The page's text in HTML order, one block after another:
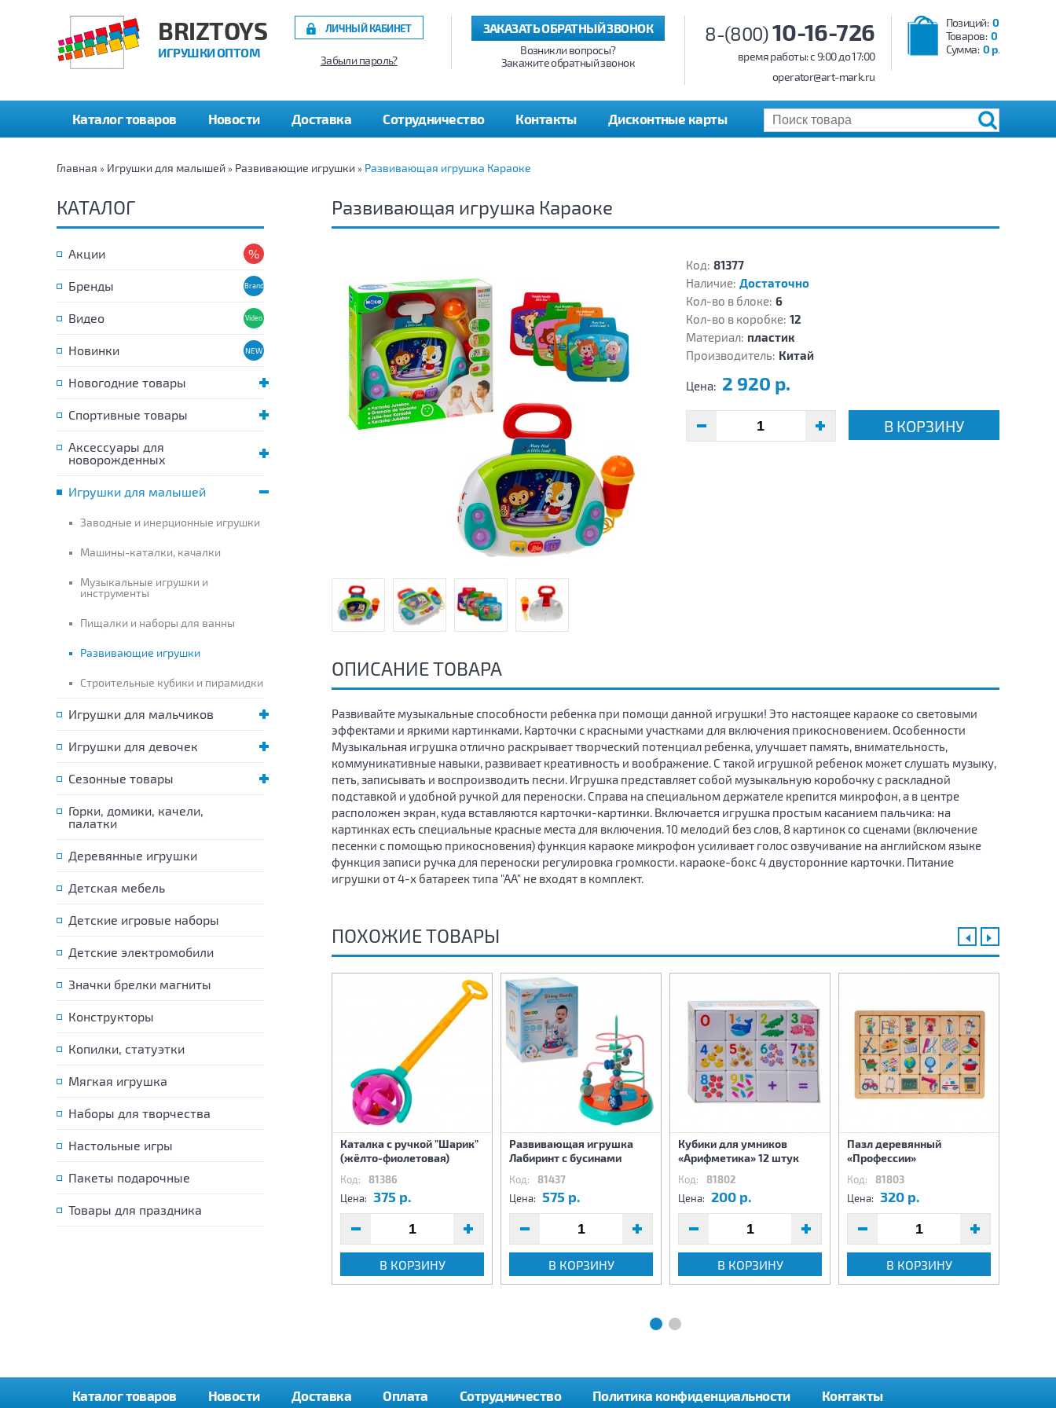
BRIZTOYS
ИГРУШКИ ОПТОМ
Позиций: 0
Товаров: 0
Сумма: 0 р.
8-(800)10-16-726
время работы: c 9:00 до 17:00
operator@art-mark.ru
ЗАКАЗАТЬ ОБРАТНЫЙ ЗВОНОК
Возникли вопросы?
Закажите обратный звонок
ЛИЧНЫЙ КАБИНЕТ
Забыли пароль?
Каталог товаров Новости Доставка Сотрудничество Контакты Дисконтные карты
Главная » Игрушки для малышей » Развивающие игрушки » Развивающая игрушка Караоке
КАТАЛОГ
Акции
Бренды
Видео
Новинки
Новогодние товары
Спортивные товары
Аксессуары для
новорожденных
Игрушки для малышей
Заводные и инерционные игрушки
Машины-каталки, качалки
Музыкальные игрушки и
инструменты
Пищалки и наборы для ванны
Развивающие игрушки
Строительные кубики и пирамидки
Игрушки для мальчиков
Игрушки для девочек
Сезонные товары
Горки, домики, качели,
палатки
Деревянные игрушки
Детская мебель
Детские игровые наборы
Детские электромобили
Значки брелки магниты
Конструкторы
Копилки, статуэтки
Мягкая игрушка
Наборы для творчества
Настольные игры
Пакеты подарочные
Товары для праздника
Развивающая игрушка Караоке
Код: 81377
Наличие: Достаточно
Кол-во в блоке: 6
Кол-во в коробке: 12
Материал: пластик
Производитель: Китай
Цена: 2 920 р.
В КОРЗИНУ
ОПИСАНИЕ ТОВАРА
Развивайте музыкальные способности ребенка при помощи данной игрушки! Это настоящее караоке со световыми
эффектами и яркими картинками. Карточки с красными участками для включения прикосновением. Особенности
Музыкальная игрушка отлично раскрывает творческий потенциал ребенка, улучшает память, внимательность,
коммуникативные навыки, развивает креативность и воображение. С такой игрушкой ребенок может слушать музыку,
петь, записывать и воспроизводить песни. Игрушка представляет собой музыкальную коробочку с раскладной
подставкой и удобной ручкой для переноски. Справа на специальном держателе крепится микрофон, а в центре
расположен экран, куда вставляются карточки-картинки. Включается игрушка простым касанием пальчика: на
картинках есть специальные красные места для включения. 10 мелодий без слов, 8 картинок со сценами (включение
песенки с помощью прикосновения) функция караоке микрофон усиливает голос озвучивание на английском языке
функция записи ручка для переноски регулировка громкости. караоке-бокс 4 двусторонние карточки. Питание
игрушки от 4-х батареек типа "АА" не входят в комплект.
ПОХОЖИЕ ТОВАРЫ
Игра магнитная
81816
Набор для творчества
Код:
Каталка с ручкой "Шарик"
(жёлто-фиолетовая)
Код: 81386
Цена: 375 р.
В КОРЗИНУ
Развивающая игрушка
Лабиринт с бусинами
Код: 81437
Цена: 575 р.
В КОРЗИНУ
Кубики для умников
«Арифметика» 12 штук
Код: 81802
Цена: 200 р.
В КОРЗИНУ
Пазл деревянный
«Профессии»
Код: 81803
Цена: 320 р.
В КОРЗИНУ
Каталог товаров Новости Доставка Оплата Сотрудничество Политика конфиденциальности Контакты